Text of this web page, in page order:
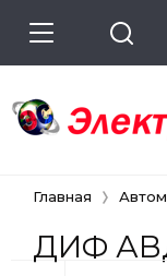
Главная
ДИФ